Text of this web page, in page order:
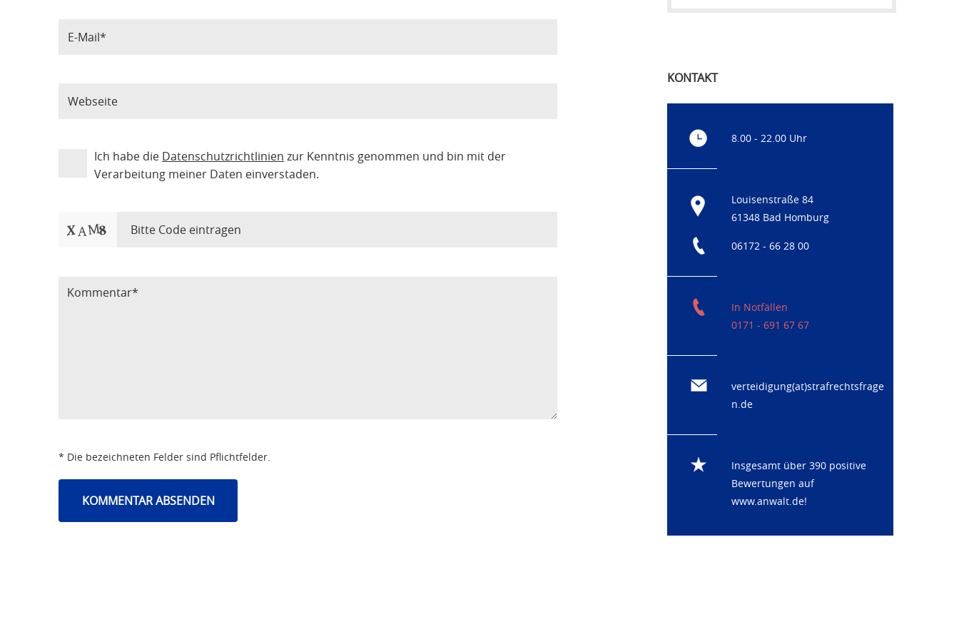
Ich habe die Datenschutzrichtlinien zur Kenntnis genommen und bin mit der
Verarbeitung meiner Daten einverstaden.
* Die bezeichneten Felder sind Pflichtfelder.
KONTAKT
8.00 - 22.00 Uhr
Louisenstraße 84
61348 Bad Homburg
06172 - 66 28 00
In Notfällen
0171 - 691 67 67
verteidigung(at)strafrechtsfrage
n.de
Insgesamt über 390 positive
Bewertungen auf
www.anwalt.de!